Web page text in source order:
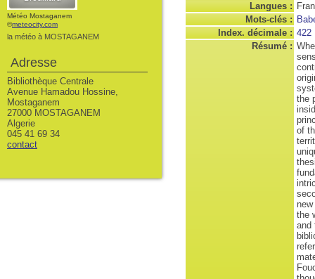
Langues :
Mots-clés :
Index. décimale : 422
Résumé :
the
of
the
and
Météo Mostaganem
©meteocity.com
la météo à MOSTAGANEM
Adresse
Bibliothèque Centrale
Avenue Hamadou Hossine,
Mostaganem
27000 MOSTAGANEM
Algerie
045 41 69 34
contact